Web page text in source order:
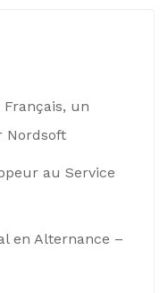
un
Nordsoft
au Service
en Alternance –